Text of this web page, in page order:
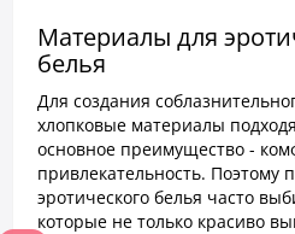
Материалы для
белья
Для создания
хлопковые материалы
основное преимущество -
привлекательность. Поэтому
эротического белья часто
которые не только красиво